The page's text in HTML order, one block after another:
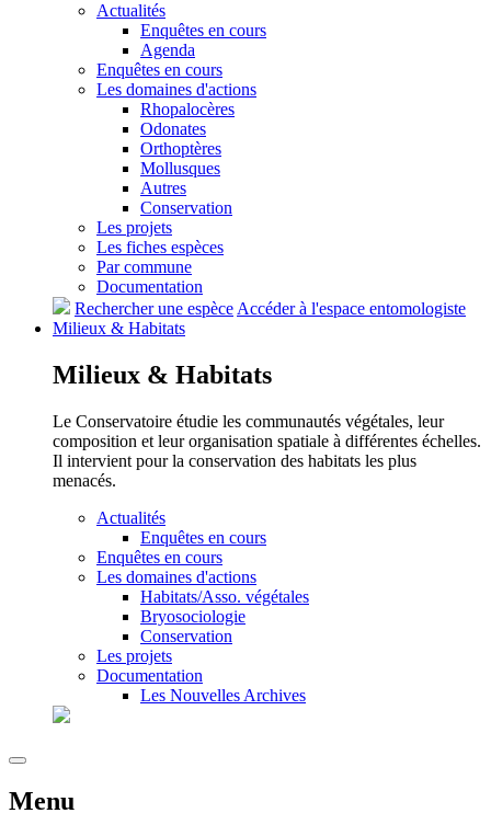
Actualités
Enquêtes en cours
Agenda
Enquêtes en cours
Les domaines d'actions
Rhopalocères
Odonates
Orthoptères
Mollusques
Autres
Conservation
Les projets
Les fiches espèces
Par commune
Documentation
Rechercher une espèce Accéder à l'espace entomologiste
Milieux & Habitats
Milieux & Habitats
Le Conservatoire étudie les communautés végétales, leur
composition et leur organisation spatiale à différentes échelles.
Il intervient pour la conservation des habitats les plus
menacés.
Actualités
Enquêtes en cours
Enquêtes en cours
Les domaines d'actions
Habitats/Asso. végétales
Bryosociologie
Conservation
Les projets
Documentation
Les Nouvelles Archives
Menu